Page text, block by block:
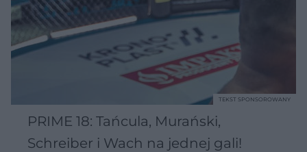
PRIME 18: Tańcula, Murański,
Schreiber i Wach na jednej gali!
TEKST SPONSOROWANY